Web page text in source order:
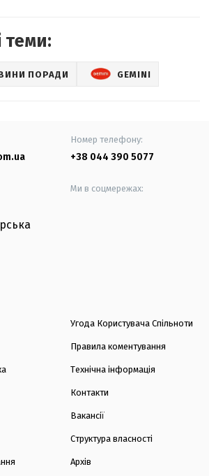
теми:
ПОРАДИ GEMINI
Номер телефону:
+38 044 390 5077
Ми в соцмережах:
Угода Користувача Спільноти
Правила коментування
Технічна інформація
Контакти
Вакансії
Структура власності
Архів